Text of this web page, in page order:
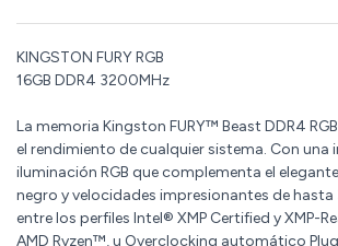
KINGSTON FURY RGB
16GB DDR4 3200MHz
La memoria Kingston FURY™ Beast DDR4
el rendimiento de cualquier sistema. Con una
iluminación RGB que complementa el
negro y velocidades impresionantes de hasta
entre los perfiles Intel® XMP Certified y XMP-
AMD Ryzen™, u Overclocking automático Plug